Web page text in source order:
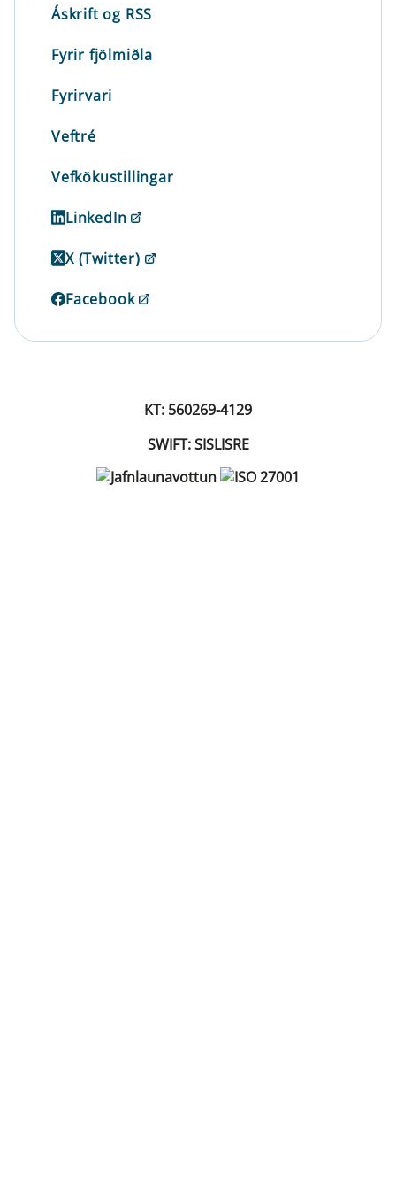
Áskrift og RSS
Fyrir fjölmiðla
Fyrirvari
Veftré
Vefkökustillingar
LinkedIn
X (Twitter)
Facebook
KT: 560269-4129
SWIFT: SISLISRE